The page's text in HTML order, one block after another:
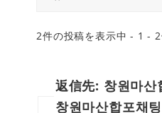
2件の投稿を表示中 - 1 -
返信先: 창원마산
창원마산합포채